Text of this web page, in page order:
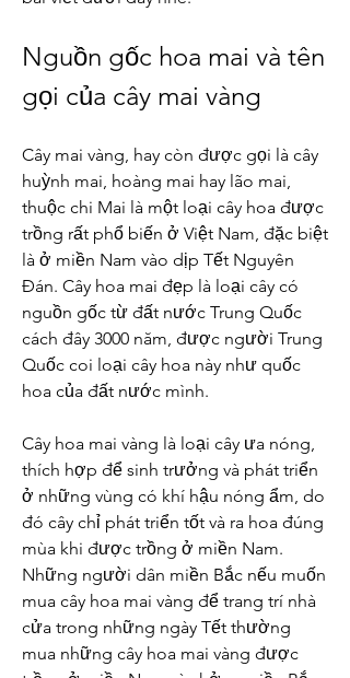
Nguồn gốc hoa mai và tên
gọi của cây mai vàng
Cây mai vàng, hay còn được gọi là cây
huỳnh mai, hoàng mai hay lão mai,
thuộc chi Mai là một loại cây hoa được
trồng rất phổ biến ở Việt Nam, đặc biệt
là ở miền Nam vào dịp Tết Nguyên
Đán. Cây hoa mai đẹp là loại cây có
nguồn gốc từ đất nước Trung Quốc
cách đây 3000 năm, được người Trung
Quốc coi loại cây hoa này như quốc
hoa của đất nước mình.
Cây hoa mai vàng là loại cây ưa nóng,
thích hợp để sinh trưởng và phát triển
ở những vùng có khí hậu nóng ẩm, do
đó cây chỉ phát triển tốt và ra hoa đúng
mùa khi được trồng ở miền Nam.
Những người dân miền Bắc nếu muốn
mua cây hoa mai vàng để trang trí nhà
cửa trong những ngày Tết thường
mua những cây hoa mai vàng được